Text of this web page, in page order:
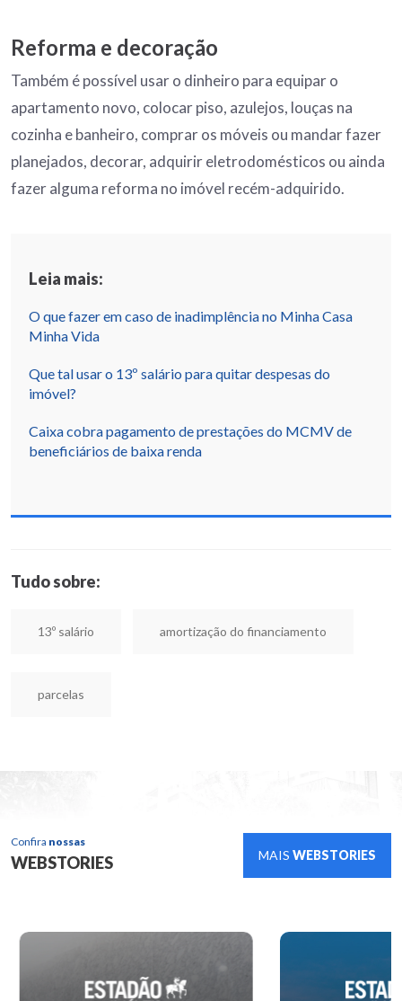
Reforma e decoração
Também é possível usar o dinheiro para equipar o
apartamento novo, colocar piso, azulejos, louças na
cozinha e banheiro, comprar os móveis ou mandar fazer
planejados, decorar, adquirir eletrodomésticos ou ainda
fazer alguma reforma no imóvel recém-adquirido.
Leia mais:
O que fazer em caso de inadimplência no Minha Casa
Minha Vida
Que tal usar o 13º salário para quitar despesas do
imóvel?
Caixa cobra pagamento de prestações do MCMV de
beneficiários de baixa renda
Tudo sobre:
13º salário amortização do financiamento
parcelas
Confira nossas
WEBSTORIES MAIS WEBSTORIES